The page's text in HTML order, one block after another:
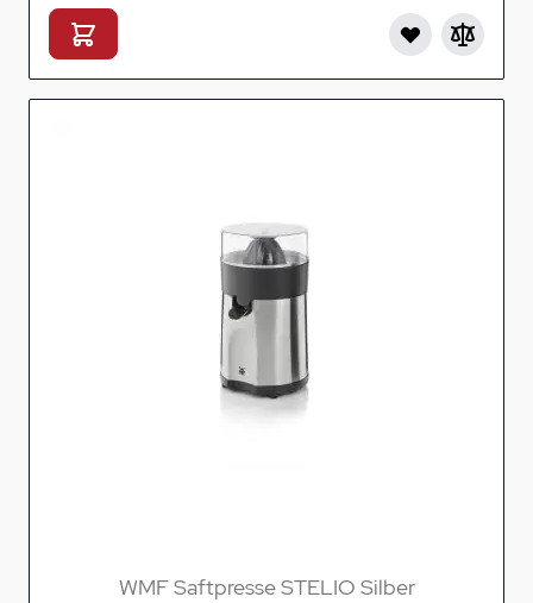
WMF Saftpresse STELIO Silber